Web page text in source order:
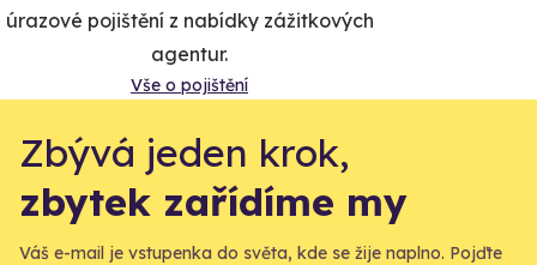
úrazové pojištění z nabídky zážitkových
agentur.
Vše o pojištění
Zbývá jeden krok,
zbytek zařídíme my
Váš e-mail je vstupenka do světa, kde se žije naplno. Pojďte